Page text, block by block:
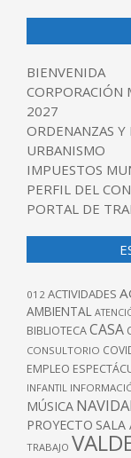
BIENVENIDA
CORPORACIÓN
2027
ORDENANZAS
URBANISMO
IMPUESTOS
PERFIL DEL
PORTAL DE
012 ACTIVIDADES
AMBIENTAL
BIBLIOTECACASA
CONSULTORIO
EMPLEO
INFANTIL
MÚSICA
PROYECTO SALA
TRABAJO